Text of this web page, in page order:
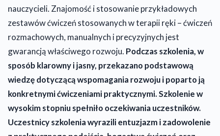
nauczycieli. Znajomość i stosowanie przykładowych
zestawów ćwiczeń stosowanych w terapii ręki – ćwiczeń
rozmachowych, manualnych i precyzyjnych jest
gwarancją właściwego rozwoju. Podczas szkolenia, w
sposób klarowny i jasny, przekazano podstawową
wiedzę dotyczącą wspomagania rozwoju i poparto ją
konkretnymi ćwiczeniami praktycznymi. Szkolenie w
wysokim stopniu spełniło oczekiwania uczestników.
Uczestnicy szkolenia wyrazili entuzjazm i zadowolenie